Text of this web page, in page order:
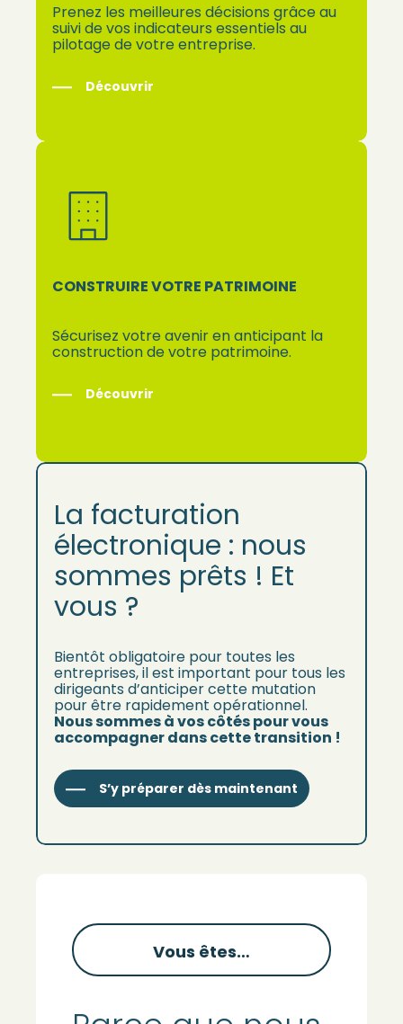
Prenez les meilleures décisions grâce au
suivi de vos indicateurs essentiels au
pilotage de votre entreprise.
Découvrir
CONSTRUIRE VOTRE PATRIMOINE
Sécurisez votre avenir en anticipant la
construction de votre patrimoine.
Découvrir
La facturation
électronique : nous
sommes prêts ! Et
vous ?
Bientôt obligatoire pour toutes les
entreprises, il est important pour tous les
dirigeants d’anticiper cette mutation
pour être rapidement opérationnel.
Nous sommes à vos côtés pour vous
accompagner dans cette transition !
S’y préparer dès maintenant
Vous êtes…